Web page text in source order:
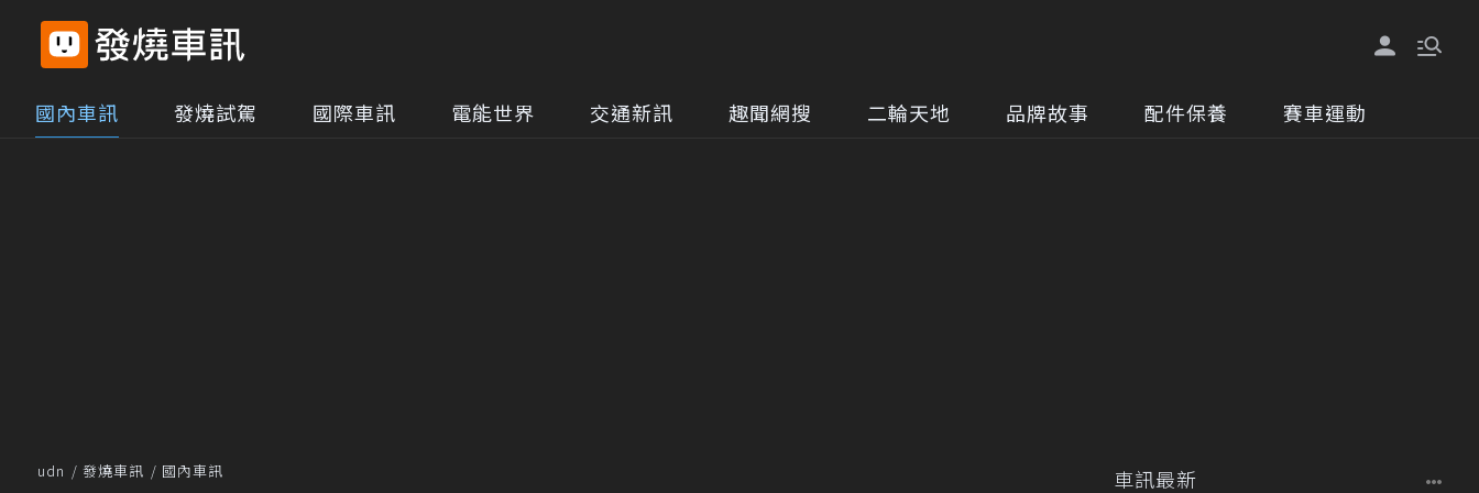
國內車訊 發燒試駕 國際車訊 電能世界 交通新訊 趣聞網搜 二輪天地 品牌故事 配件保養 賽車運動
udn 發燒車訊 國內車訊 車訊最新